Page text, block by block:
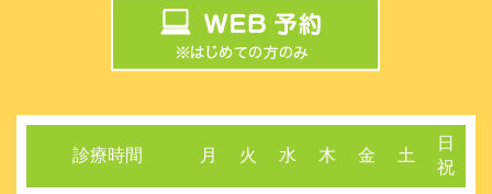
診療時間 月 火 水 木 金 土
日
祝